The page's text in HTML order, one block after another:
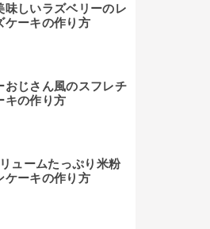
味しいラズベリーのレ
ケーキの作り方
おじさん風のスフレチ
キの作り方
ュームたっぷり米粉
ケーキの作り方